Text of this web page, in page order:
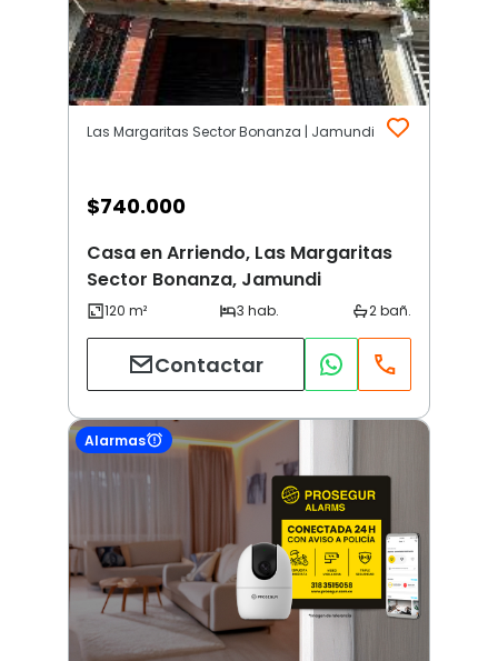
Las Margaritas Sector Bonanza | Jamundi
$740.000
Casa en Arriendo, Las Margaritas
Sector Bonanza, Jamundi
Contactar
Alarmas